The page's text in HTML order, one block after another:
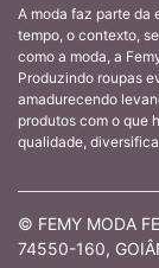
A moda faz parte da
tempo, o contexto,
como a moda, a
Produzindo roupas
amadurecendo
produtos com o que
qualidade,
© FEMY MODA
74550-160,